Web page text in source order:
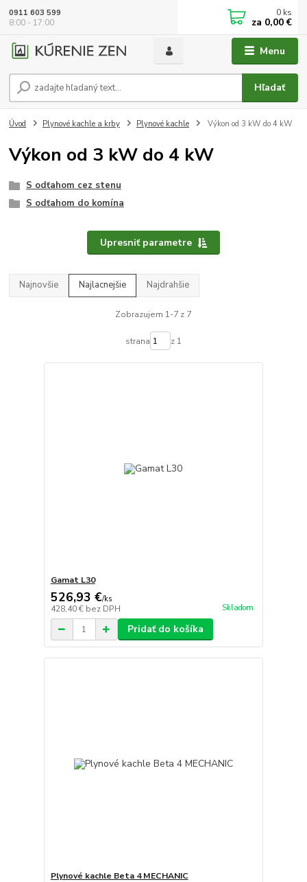
Menu
Hľadať
0911 603 599
8:00 - 17:00
0 ks
za 0,00 €
Úvod Plynové kachle a krby Plynové kachle Výkon od 3 kW do 4 kW
Výkon od 3 kW do 4 kW
S odťahom cez stenu
S odťahom do komína
Upresniť parametre
Najnovšie Najlacnejšie Najdrahšie
Zobrazujem 1-7 z 7
strana z 1
Gamat L30
526,93 €/ks
428,40 € bez DPH Skladom
Pridať do košíka
Plynové kachle Beta 4 MECHANIC